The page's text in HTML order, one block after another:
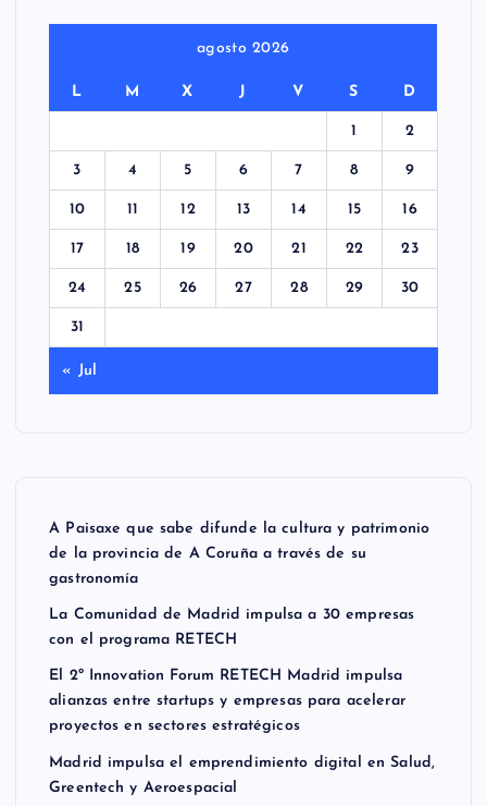
agosto 2026
L M X J V S D
1 2
3 4 5 6 7 8 9
10 11 12 13 14 15 16
17 18 19 20 21 22 23
24 25 26 27 28 29 30
31
« Jul
A Paisaxe que sabe difunde la cultura y patrimonio
de la provincia de A Coruña a través de su
gastronomía
La Comunidad de Madrid impulsa a 30 empresas
con el programa RETECH
El 2º Innovation Forum RETECH Madrid impulsa
alianzas entre startups y empresas para acelerar
proyectos en sectores estratégicos
Madrid impulsa el emprendimiento digital en Salud,
Greentech y Aeroespacial